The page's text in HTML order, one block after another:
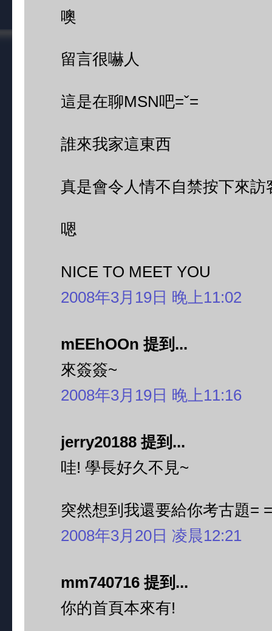
噢
留言很嚇人
這是在聊MSN吧=ˇ=
誰來我家這東西
真是會令人情不自禁按下來訪
嗯
NICE TO MEET YOU
2008年3月19日 晚上11:02
mEEhOOn 提到...
來簽簽~
2008年3月19日 晚上11:16
jerry20188 提到...
哇! 學長好久不見~
突然想到我還要給你考古題=
2008年3月20日 凌晨12:21
mm740716 提到...
你的首頁本來有!